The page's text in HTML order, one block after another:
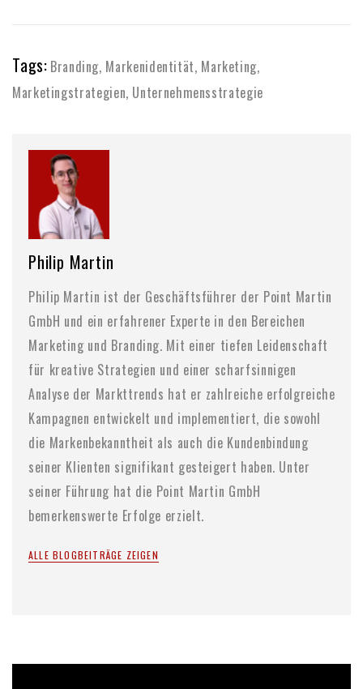
Tags: Branding, Markenidentität, Marketing,
Marketingstrategien, Unternehmensstrategie
Philip Martin
Philip Martin ist der Geschäftsführer der Point Martin
GmbH und ein erfahrener Experte in den Bereichen
Marketing und Branding. Mit einer tiefen Leidenschaft
für kreative Strategien und einer scharfsinnigen
Analyse der Markttrends hat er zahlreiche erfolgreiche
Kampagnen entwickelt und implementiert, die sowohl
die Markenbekanntheit als auch die Kundenbindung
seiner Klienten signifikant gesteigert haben. Unter
seiner Führung hat die Point Martin GmbH
bemerkenswerte Erfolge erzielt.
ALLE BLOGBEITRÄGE ZEIGEN